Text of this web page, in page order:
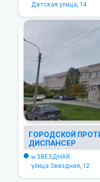
Детская улица, 14
ГОРОДСКОЙ
ДИСПАНСЕР
м.ЗВЁЗДНАЯ
улица Звездная, 12